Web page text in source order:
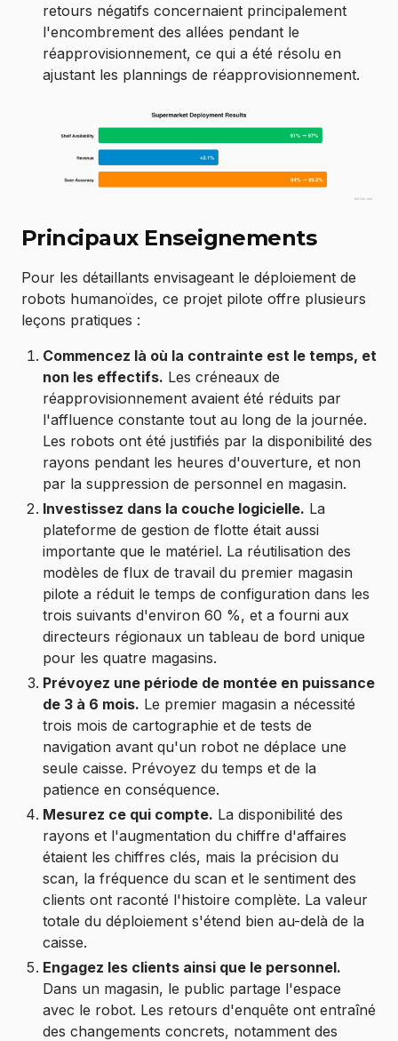
retours négatifs concernaient principalement
l'encombrement des allées pendant le
réapprovisionnement, ce qui a été résolu en
ajustant les plannings de réapprovisionnement.
Principaux Enseignements
Pour les détaillants envisageant le déploiement de
robots humanoïdes, ce projet pilote offre plusieurs
leçons pratiques :
Commencez là où la contrainte est le temps, et
non les effectifs. Les créneaux de
réapprovisionnement avaient été réduits par
l'affluence constante tout au long de la journée.
Les robots ont été justifiés par la disponibilité des
rayons pendant les heures d'ouverture, et non
par la suppression de personnel en magasin.
Investissez dans la couche logicielle. La
plateforme de gestion de flotte était aussi
importante que le matériel. La réutilisation des
modèles de flux de travail du premier magasin
pilote a réduit le temps de configuration dans les
trois suivants d'environ 60 %, et a fourni aux
directeurs régionaux un tableau de bord unique
pour les quatre magasins.
Prévoyez une période de montée en puissance
de 3 à 6 mois. Le premier magasin a nécessité
trois mois de cartographie et de tests de
navigation avant qu'un robot ne déplace une
seule caisse. Prévoyez du temps et de la
patience en conséquence.
Mesurez ce qui compte. La disponibilité des
rayons et l'augmentation du chiffre d'affaires
étaient les chiffres clés, mais la précision du
scan, la fréquence du scan et le sentiment des
clients ont raconté l'histoire complète. La valeur
totale du déploiement s'étend bien au-delà de la
caisse.
Engagez les clients ainsi que le personnel.
Dans un magasin, le public partage l'espace
avec le robot. Les retours d'enquête ont entraîné
des changements concrets, notamment des